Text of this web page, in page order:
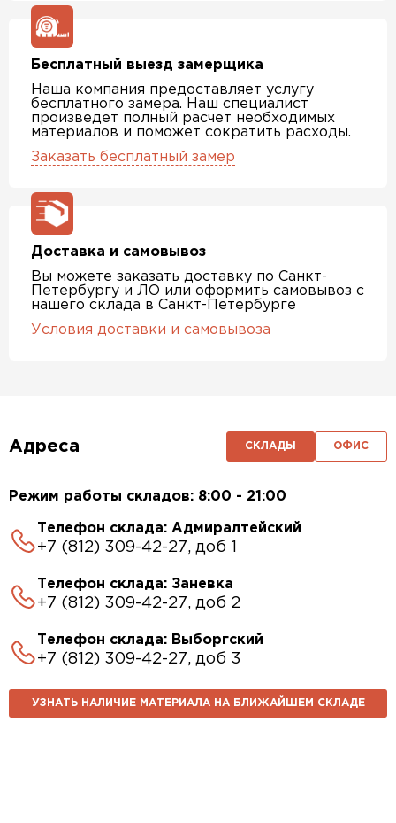
Бесплатный выезд замерщика
Наша компания предоставляет услугу
бесплатного замера. Наш специалист
произведет полный расчет необходимых
материалов и поможет сократить расходы.
Заказать бесплатный замер
Доставка и самовывоз
Вы можете заказать доставку по Санкт-
Петербургу и ЛО или оформить самовывоз с
нашего склада в Санкт-Петербурге
Условия доставки и самовывоза
Адреса СКЛАДЫ ОФИС
Режим работы складов: 8:00 - 21:00
Телефон склада: Адмиралтейский
+7 (812) 309-42-27, доб 1
Телефон склада: Заневка
+7 (812) 309-42-27, доб 2
Телефон склада: Выборгский
+7 (812) 309-42-27, доб 3
УЗНАТЬ НАЛИЧИЕ МАТЕРИАЛА НА БЛИЖАЙШЕМ СКЛАДЕ